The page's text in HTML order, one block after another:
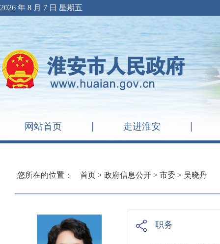
2026 年 8 月 7 日 星期五
网站首页 走进淮安
您所在的位置： 首页 > 政府信息公开 > 市委 > 吴晓丹
职务